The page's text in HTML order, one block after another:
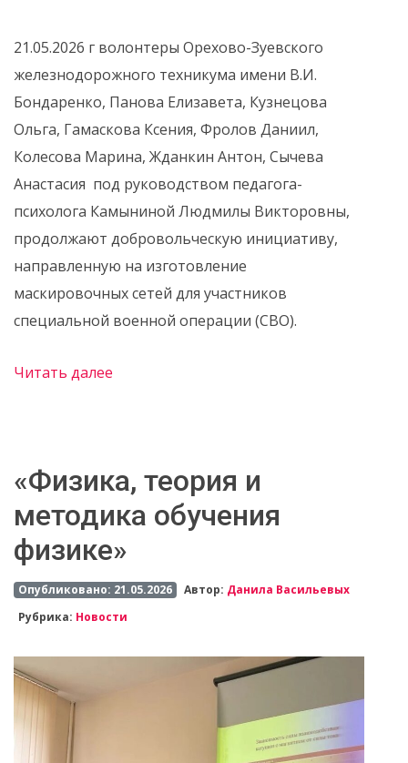
21.05.2026 г волонтеры Орехово-Зуевского
железнодорожного техникума имени В.И.
Бондаренко, Панова Елизавета, Кузнецова
Ольга, Гамаскова Ксения, Фролов Даниил,
Колесова Марина, Жданкин Антон, Сычева
Анастасия под руководством педагога-
психолога Камыниной Людмилы Викторовны,
продолжают добровольческую инициативу,
направленную на изготовление
маскировочных сетей для участников
специальной военной операции (СВО).
Читать далее
«Физика, теория и
методика обучения
физике»
Опубликовано: 21.05.2026 Автор: Данила Васильевых
Рубрика: Новости